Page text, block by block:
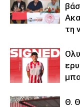
τη
Θ.